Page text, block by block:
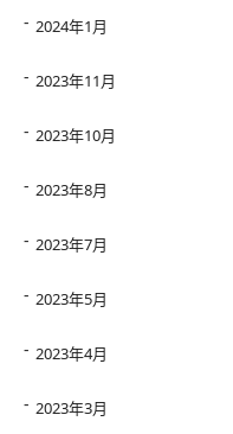
2024年1月
2023年11月
2023年10月
2023年8月
2023年7月
2023年5月
2023年4月
2023年3月